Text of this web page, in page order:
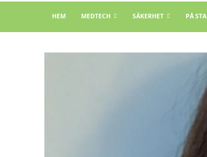
HEM MEDTECH SÄKERHET PÅ